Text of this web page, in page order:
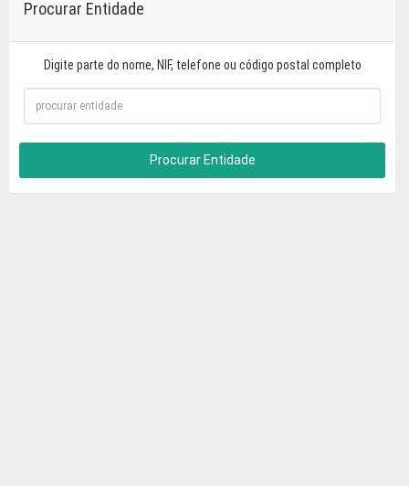
Procurar Entidade
Digite parte do nome, NIF, telefone ou código postal completo
Procurar Entidade